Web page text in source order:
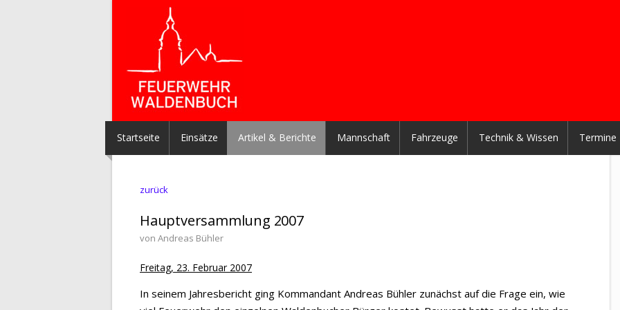
Startseite Einsätze Artikel & Berichte Mannschaft Fahrzeuge Technik & Wissen Termine
zurück
Hauptversammlung 2007
von Andreas Bühler
Freitag, 23. Februar 2007
In seinem Jahresbericht ging Kommandant Andreas Bühler zunächst auf die Frage ein, wie